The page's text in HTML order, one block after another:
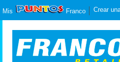
Mis Franco Crear